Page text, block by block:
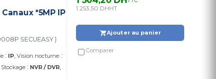
*5MP IP
SECUEASY )
: IP Vision nocturne :
Stockage : NVR / DVR
1 253,50 DHHT
Ajouter au panier
Comparer